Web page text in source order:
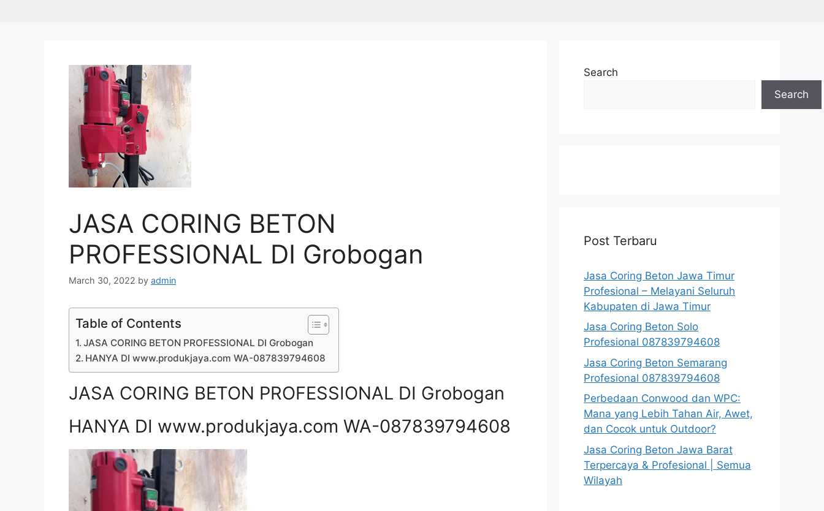
JASA CORING BETON
PROFESSIONAL DI Grobogan
March 30, 2022 by admin
Table of Contents
JASA CORING BETON PROFESSIONAL DI Grobogan
HANYA DI www.produkjaya.com WA-087839794608
JASA CORING BETON PROFESSIONAL DI Grobogan
HANYA DI www.produkjaya.com WA-087839794608
Search
Search
Post Terbaru
Jasa Coring Beton Jawa Timur
Profesional – Melayani Seluruh
Kabupaten di Jawa Timur
Jasa Coring Beton Solo
Profesional 087839794608
Jasa Coring Beton Semarang
Profesional 087839794608
Perbedaan Conwood dan WPC:
Mana yang Lebih Tahan Air, Awet,
dan Cocok untuk Outdoor?
Jasa Coring Beton Jawa Barat
Terpercaya & Profesional | Semua
Wilayah